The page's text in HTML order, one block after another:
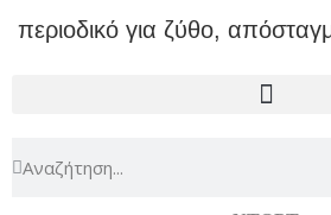
περιοδικό για ζύθο,